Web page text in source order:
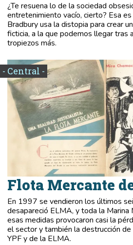
¿Te resuena lo de la sociedad
entretenimiento vacío, cierto? Esa
Bradbury usa la distopia para crear
ficticia, a la que podemos llegar tras
tropiezos más.
- Central -
Flota Mercante
En 1997 se vendieron los últimos
desapareció ELMA, y toda la Marina
esas medidas provocaron casi la
el sector y también la destrucción
YPF y de la ELMA.